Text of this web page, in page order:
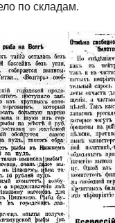
по складам.